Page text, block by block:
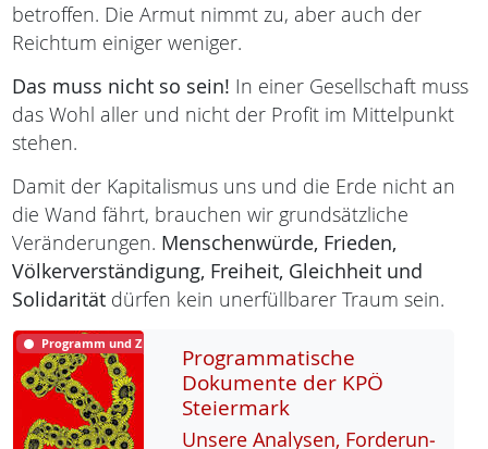
betroffen. Die Armut nimmt zu, aber auch der
Reichtum einiger weniger.
Das muss nicht so sein! In einer Gesellschaft muss
das Wohl aller und nicht der Profit im Mittelpunkt
stehen.
Damit der Kapitalismus uns und die Erde nicht an
die Wand fährt, brauchen wir grundsätzliche
Veränderungen. Menschenwürde, Frieden,
Völkerverständigung, Freiheit, Gleichheit und
Solidarität dürfen kein unerfüllbarer Traum sein.
Programm und Ziele
Programmatische
Dokumente der KPÖ
Steiermark
Un­se­re Ana­ly­sen, For­de­run­